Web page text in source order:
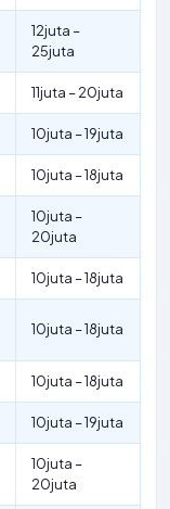
12juta –
25juta
11juta – 20juta
10juta – 19juta
10juta – 18juta
10juta –
20juta
10juta – 18juta
10juta – 18juta
10juta – 18juta
10juta – 19juta
10juta –
20juta